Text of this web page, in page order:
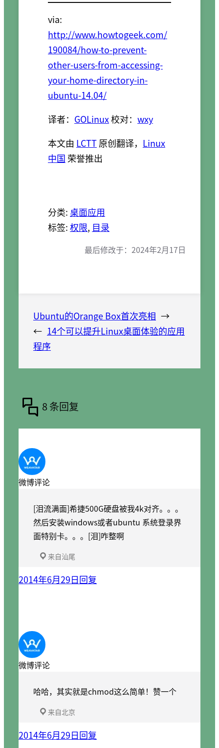
via:
http://www.howtogeek.com/
190084/how-to-prevent-
other-users-from-accessing-
your-home-directory-in-
ubuntu-14.04/
译者： GOLinux校对： wxy
本文由 LCTT原创翻译， Linux
中国 荣誉推出
分类: 桌面应用
标签:权限, 目录
最后修改于： 2024年2月17日
Ubuntu的Orange Box首次亮相 →
← 14个可以提升Linux桌面体验的应用
程序
8 条回复
微博评论
[泪流满面]希捷500G硬盘被我4k对齐。。。
然后安装windows或者ubuntu 系统登录界
面特别卡。。。[泪]咋整啊
来自汕尾
2014年6月29日回复
微博评论
哈哈，其实就是chmod这么简单！赞一个
来自北京
2014年6月29日回复